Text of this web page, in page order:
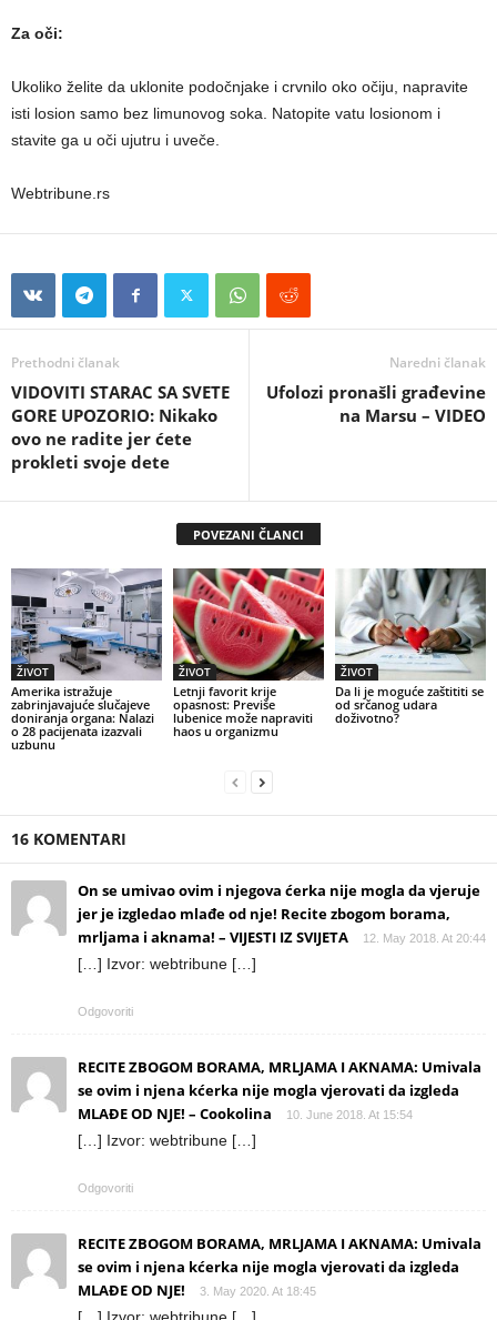
Za oči:
Ukoliko želite da uklonite podočnjake i crvnilo oko očiju, napravite
isti losion samo bez limunovog soka. Natopite vatu losionom i
stavite ga u oči ujutru i uveče.
Webtribune.rs
Prethodni članak
VIDOVITI STARAC SA SVETE
GORE UPOZORIO: Nikako
ovo ne radite jer ćete
prokleti svoje dete
Naredni članak
Ufolozi pronašli građevine
na Marsu – VIDEO
POVEZANI ČLANCI
ŽIVOT
Amerika istražuje
zabrinjavajuće slučajeve
doniranja organa: Nalazi
o 28 pacijenata izazvali
uzbunu
ŽIVOT
Letnji favorit krije
opasnost: Previše
lubenice može napraviti
haos u organizmu
ŽIVOT
Da li je moguće zaštititi se
od srčanog udara
doživotno?
16 KOMENTARI
On se umivao ovim i njegova ćerka nije mogla da vjeruje
jer je izgledao mlađe od nje! Recite zbogom borama,
mrljama i aknama! – VIJESTI IZ SVIJETA
12. May 2018. At 20:44
[…] Izvor: webtribune […]
Odgovoriti
RECITE ZBOGOM BORAMA, MRLJAMA I AKNAMA: Umivala
se ovim i njena kćerka nije mogla vjerovati da izgleda
MLAĐE OD NJE! – Cookolina
10. June 2018. At 15:54
[…] Izvor: webtribune […]
Odgovoriti
RECITE ZBOGOM BORAMA, MRLJAMA I AKNAMA: Umivala
se ovim i njena kćerka nije mogla vjerovati da izgleda
MLAĐE OD NJE!
3. May 2020. At 18:45